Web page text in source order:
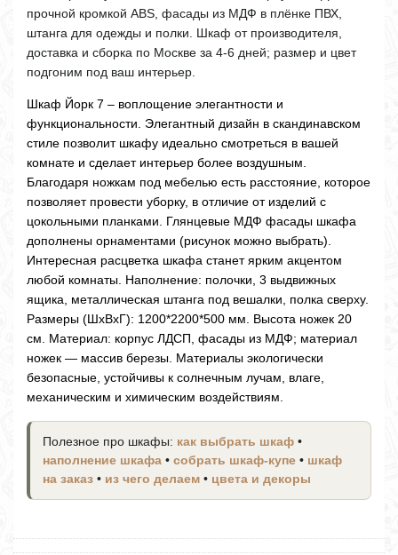
прочной кромкой ABS, фасады из МДФ в плёнке ПВХ,
штанга для одежды и полки. Шкаф от производителя,
доставка и сборка по Москве за 4-6 дней; размер и цвет
подгоним под ваш интерьер.
Шкаф Йорк 7 – воплощение элегантности и
функциональности. Элегантный дизайн в скандинавском
стиле позволит шкафу идеально смотреться в вашей
комнате и сделает интерьер более воздушным.
Благодаря ножкам под мебелью есть расстояние, которое
позволяет провести уборку, в отличие от изделий с
цокольными планками. Глянцевые МДФ фасады шкафа
дополнены орнаментами (рисунок можно выбрать).
Интересная расцветка шкафа станет ярким акцентом
любой комнаты. Наполнение: полочки, 3 выдвижных
ящика, металлическая штанга под вешалки, полка сверху.
Размеры (ШхВхГ): 1200*2200*500 мм. Высота ножек 20
см. Материал: корпус ЛДСП, фасады из МДФ; материал
ножек — массив березы. Материалы экологически
безопасные, устойчивы к солнечным лучам, влаге,
механическим и химическим воздействиям.
Полезное про шкафы: как выбрать шкаф •
наполнение шкафа • собрать шкаф-купе • шкаф
на заказ • из чего делаем • цвета и декоры